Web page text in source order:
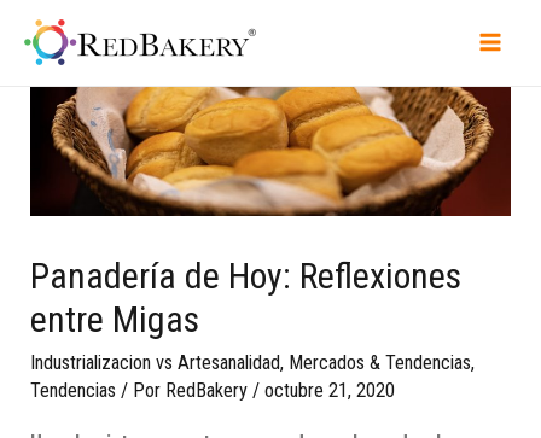
Panadería de Hoy: Reflexiones
entre Migas
Industrializacion vs Artesanalidad, Mercados & Tendencias,
Tendencias / Por RedBakery /octubre 21, 2020